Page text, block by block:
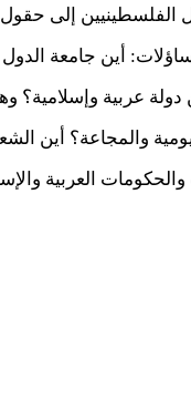
الفلسطينيين إلى
أين جامعة
عربية وإسلامية؟
والمجاعة؟ أين
العربية